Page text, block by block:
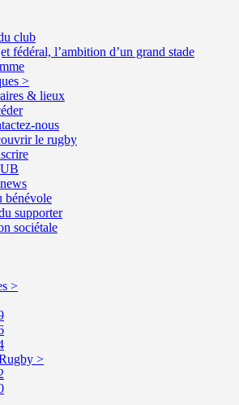
club
fédéral, l’ambition d’un grand stade
>
& lieux
nous
le rugby
bénévole
supporter
sociétale
>
>